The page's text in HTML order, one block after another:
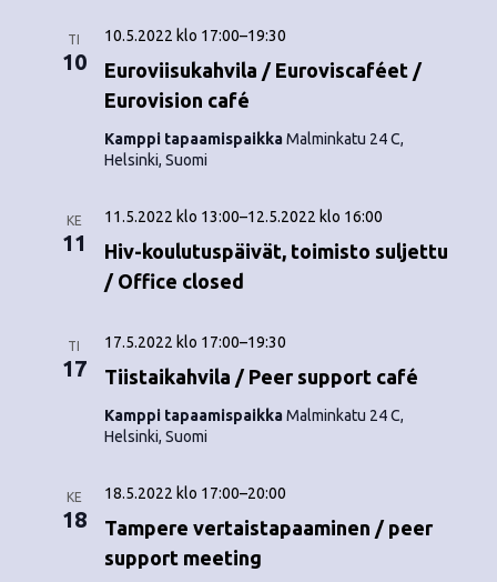
TI
10
Euroviisukahvila / Euroviscaféet /
Eurovision café
10.5.2022 klo 17:00–19:30
Kamppi tapaamispaikkaMalminkatu 24 C,
Helsinki, Suomi
KE
11
Hiv-koulutuspäivät, toimisto suljettu
/ Office closed
11.5.2022 klo 13:00–12.5.2022 klo 16:00
TI
17 Tiistaikahvila / Peer support café
17.5.2022 klo 17:00–19:30
Kamppi tapaamispaikkaMalminkatu 24 C,
Helsinki, Suomi
KE
18
Tampere vertaistapaaminen / peer
support meeting
18.5.2022 klo 17:00–20:00